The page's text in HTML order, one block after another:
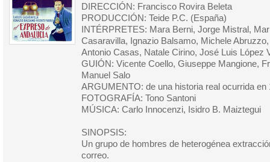
DIRECCIÓN: Francisco Rovira Beleta
PRODUCCIÓN: Teide P.C. (España)
INTÉRPRETES: Mara Berni, Jorge Mistral,
Casaravilla, Ignazio Balsamo, Michele
Antonio Casas, Natale Cirino, José Luis López
GUIÓN: Vicente Coello, Giuseppe Mangione,
Manuel Salo
ARGUMENTO: de una historia real ocurrida en
FOTOGRAFÍA: Tono Santoni
MÚSICA: Carlo Innocenzi, Isidro B. Maiztegui
SINOPSIS:
Un grupo de hombres de heterogénea
correo.